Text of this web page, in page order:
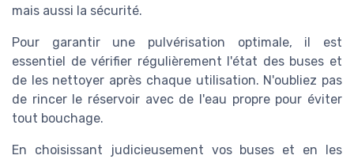
mais aussi la sécurité.
Pour garantir une pulvérisation optimale, il est
essentiel de vérifier régulièrement l'état des buses et
de les nettoyer après chaque utilisation. N'oubliez pas
de rincer le réservoir avec de l'eau propre pour éviter
tout bouchage.
En choisissant judicieusement vos buses et en les